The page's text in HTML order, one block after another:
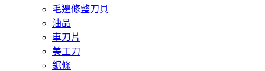
毛邊修整刀具
油品
車刀片
美工刀
鋸條